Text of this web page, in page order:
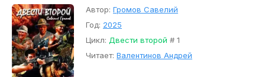
Автор: Громов Савелий
Год: 2025
Цикл: Двести второй # 1
Читает: Валентинов Андрей